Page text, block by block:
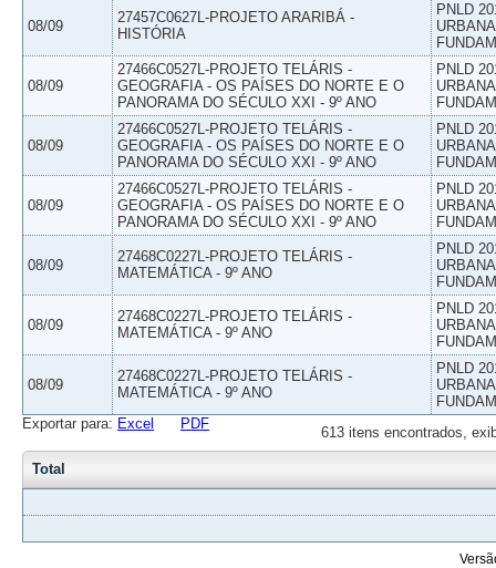
08/09
27457C0627L-PROJETO ARARIBÁ -
HISTÓRIA
PNLD
08/09
27466C0527L-PROJETO TELÁRIS -
GEOGRAFIA - OS PAÍSES DO NORTE E O
PANORAMA DO SÉCULO XXI - 9º ANO
PNLD
08/09
27466C0527L-PROJETO TELÁRIS -
GEOGRAFIA - OS PAÍSES DO NORTE E O
PANORAMA DO SÉCULO XXI - 9º ANO
PNLD
08/09
27466C0527L-PROJETO TELÁRIS -
GEOGRAFIA - OS PAÍSES DO NORTE E O
PANORAMA DO SÉCULO XXI - 9º ANO
PNLD
08/09
27468C0227L-PROJETO TELÁRIS -
MATEMÁTICA - 9º ANO
PNLD
08/09
27468C0227L-PROJETO TELÁRIS -
MATEMÁTICA - 9º ANO
PNLD
08/09
27468C0227L-PROJETO TELÁRIS -
MATEMÁTICA - 9º ANO
PNLD
613 itens encontrados,
Exportar para: Excel PDF
Total